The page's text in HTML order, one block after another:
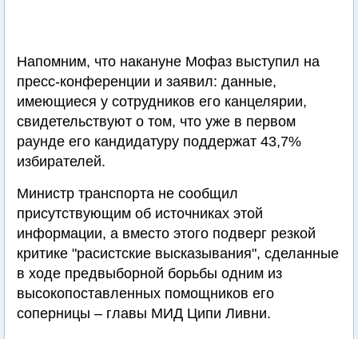
Напомним, что накануне Мофаз выступил на
пресс-конференции и заявил: данные,
имеющиеся у сотрудников его канцелярии,
свидетельствуют о том, что уже в первом
раунде его кандидатуру поддержат 43,7%
избирателей.
Министр транспорта не сообщил
присутствующим об источниках этой
информации, а вместо этого подверг резкой
критике "расистские высказывания", сделанные
в ходе предвыборной борьбы одним из
высокопоставленных помощников его
соперницы – главы МИД Ципи Ливни.